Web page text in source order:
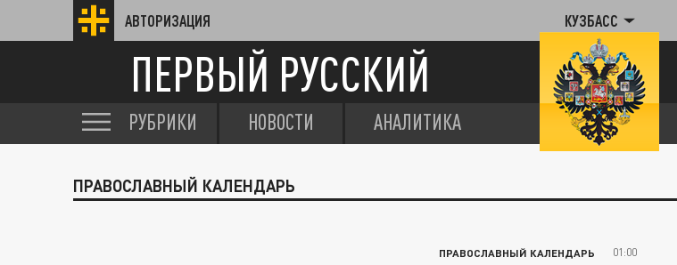
АВТОРИЗАЦИЯ КУЗБАСС
ПЕРВЫЙ РУССКИЙ
РУБРИКИ НОВОСТИ АНАЛИТИКА
ПРАВОСЛАВНЫЙ КАЛЕНДАРЬ
ПРАВОСЛАВНЫЙ КАЛЕНДАРЬ 01:00